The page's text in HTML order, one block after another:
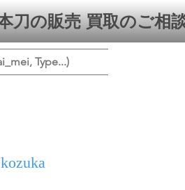
刀の販売 買取のご相
Type...)